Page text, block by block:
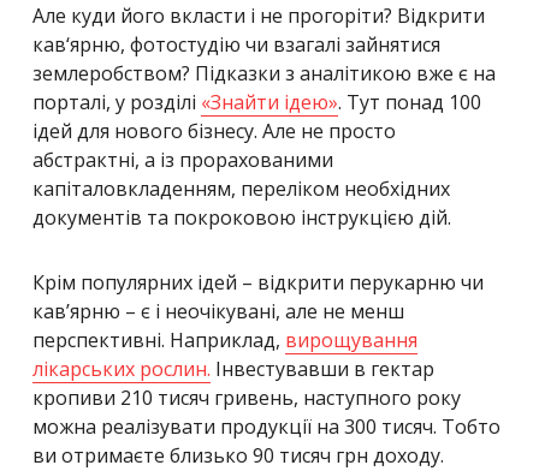
Але куди його вкласти і не прогоріти? Відкрити
кав‘ярню, фотостудію чи взагалі зайнятися
землеробством? Підказки з аналітикою вже є на
порталі, у розділі «Знайти ідею». Тут понад 100
ідей для нового бізнесу. Але не просто
абстрактні, а із прорахованими
капіталовкладенням, переліком необхідних
документів та покроковою інструкцією дій.
Крім популярних ідей – відкрити перукарню чи
кав’ярню – є і неочікувані, але не менш
перспективні. Наприклад, вирощування
лікарських рослин. Інвестувавши в гектар
кропиви 210 тисяч гривень, наступного року
можна реалізувати продукції на 300 тисяч. Тобто
ви отримаєте близько 90 тисяч грн доходу.